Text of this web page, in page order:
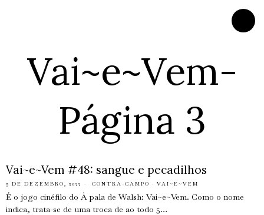
Vai~e~Vem-
Página 3
Vai~e~Vem #48: sangue e pecadilhos
5 DE DEZEMBRO, 2022 CONTRA-CAMPO · VAI~E~VEM
É o jogo cinéfilo do À pala de Walsh: Vai~e~Vem. Como o nome
indica, trata-se de uma troca de ao todo 5…